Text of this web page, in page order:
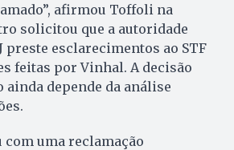
afirmou Toffoli na
solicitou que a autoridade
preste esclarecimentos ao STF
feitas por Vinhal. A decisão
ainda depende da análise
uma reclamação